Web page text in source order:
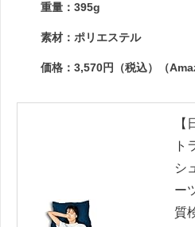
重量：395g
素材：ポリエステル
価格：3,570円（税込）（
ト
シ
ー
質